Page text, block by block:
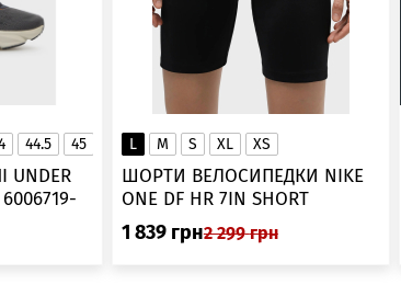
44.5 45 45.5
46
▲
UNDER
L M S XL XS
ШОРТИ ВЕЛОСИПЕДКИ NIKE
ONE DF HR 7IN SHORT
DV9022-010
1 839 грн2 299 грн